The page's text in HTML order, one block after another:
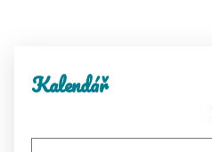
Kalendář